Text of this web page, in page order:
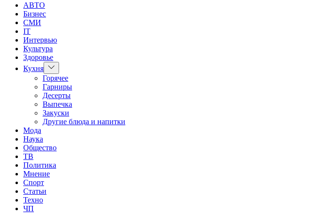
АВТО
Бизнес
СМИ
IT
Интервью
Культура
Здоровье
Кухня Показать
подменю
Горячее
Гарниры
Десерты
Выпечка
Закуски
Другие блюда и напитки
Мода
Наука
Общество
ТВ
Политика
Мнение
Спорт
Статьи
Техно
ЧП